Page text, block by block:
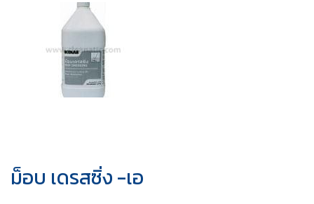
ม็อบ เดรสซิ่ง -เอ